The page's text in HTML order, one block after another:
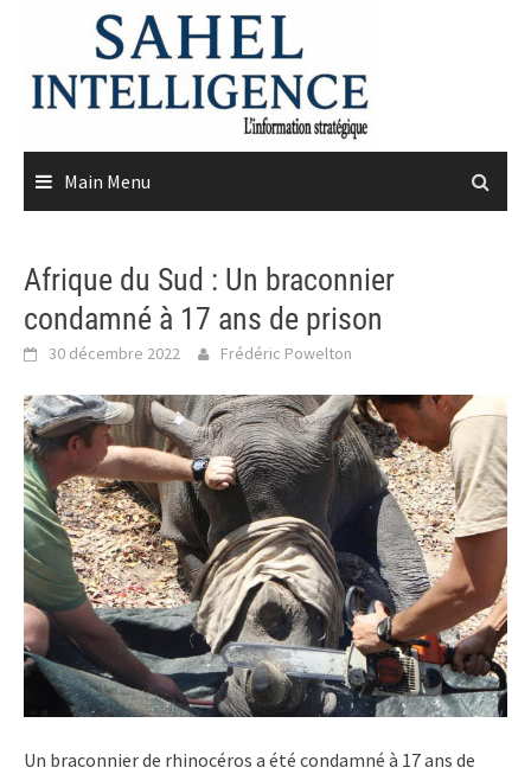
content
Main Menu
Afrique du Sud : Un braconnier
condamné à 17 ans de prison
30 décembre 2022 Frédéric Powelton
Un braconnier de rhinocéros a été condamné à 17 ans de